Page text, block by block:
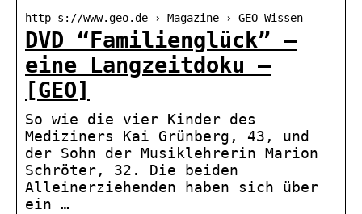
http s://www.geo.de › Magazine › GEO Wissen
DVD “Familienglück” –
eine Langzeitdoku –
[GEO]
So wie die vier Kinder des
Mediziners Kai Grünberg, 43, und
der Sohn der Musiklehrerin Marion
Schröter, 32. Die beiden
Alleinerziehenden haben sich über
ein …